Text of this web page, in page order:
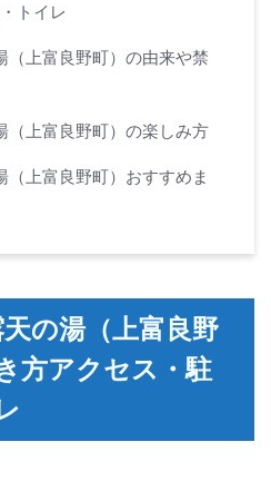
トイレ
上富良野町）の由来や禁
（上富良野町）の楽しみ方
上富良野町）おすすめま
の湯（上富良野
方アクセス・駐